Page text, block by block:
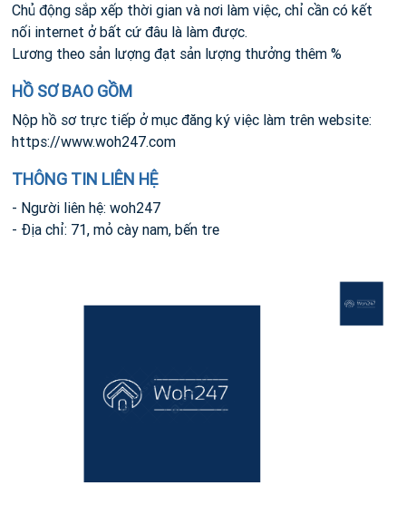
Chủ động sắp xếp thời gian và nơi làm việc, chỉ cần có kết
nối internet ở bất cứ đâu là làm được.
Lương theo sản lượng đạt sản lượng thưởng thêm %
HỒ SƠ BAO GỒM
Nộp hồ sơ trực tiếp ở mục đăng ký việc làm trên website:
https://www.woh247.com
THÔNG TIN LIÊN HỆ
- Người liên hệ: woh247
- Địa chỉ: 71, mỏ cày nam, bến tre